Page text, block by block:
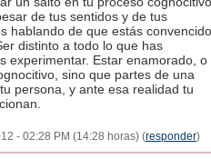
de tus sentidos y de tus
hablando de que estás convencido
distinto a todo lo que has
experimentar. Estar enamorado, o
sino que partes de una
persona, y ante esa realidad tu
- 02:28 PM (14:28 horas) (responder)